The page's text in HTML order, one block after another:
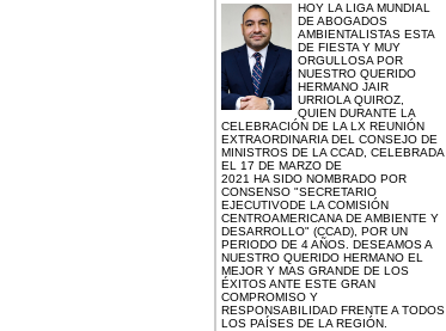
HOY LA LIGA MUNDIAL
DE ABOGADOS
AMBIENTALISTAS ESTA
DE FIESTA Y MUY
ORGULLOSA POR
NUESTRO QUERIDO
HERMANO JAIR
URRIOLA QUIROZ,
QUIEN DURANTE LA
CELEBRACIÓN DE LA LX REUNIÓN
EXTRAORDINARIA DEL CONSEJO DE
MINISTROS DE LA CCAD, CELEBRADA
EL 17 DE MARZO DE
2021 HA SIDO NOMBRADO POR
CONSENSO "SECRETARIO
EJECUTIVODE LA COMISIÓN
CENTROAMERICANA DE AMBIENTE Y
DESARROLLO" (CCAD), POR UN
PERIODO DE 4 AÑOS. DESEAMOS A
NUESTRO QUERIDO HERMANO EL
MEJOR Y MAS GRANDE DE LOS
ÉXITOS ANTE ESTE GRAN
COMPROMISO Y
RESPONSABILIDAD FRENTE A TODOS
LOS PAÍSES DE LA REGIÓN.